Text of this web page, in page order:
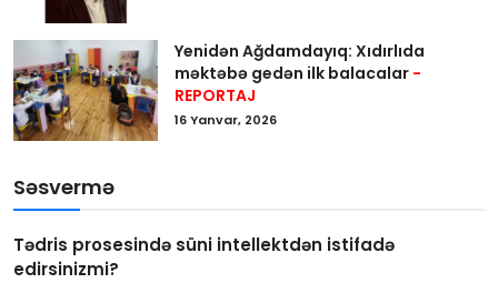
Yenidən Ağdamdayıq: Xıdırlıda
məktəbə gedən ilk balacalar -
REPORTAJ
16 Yanvar, 2026
Səsvermə
Tədris prosesində süni intellektdən istifadə
edirsinizmi?